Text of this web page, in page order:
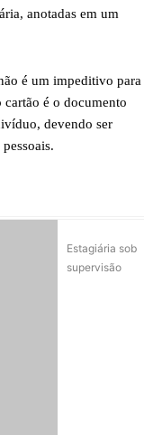
anotadas em um
é um impeditivo para
cartão é o documento
devendo ser
Estagiária sob
supervisão